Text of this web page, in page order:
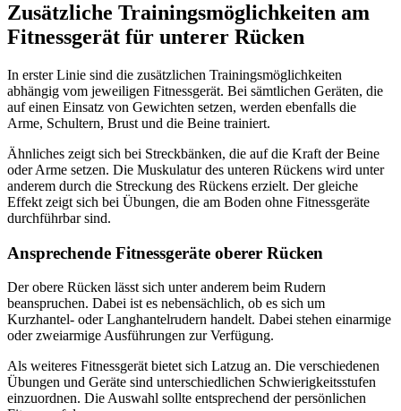
Zusätzliche Trainingsmöglichkeiten am
Fitnessgerät für unterer Rücken
In erster Linie sind die zusätzlichen Trainingsmöglichkeiten
abhängig vom jeweiligen Fitnessgerät. Bei sämtlichen Geräten, die
auf einen Einsatz von Gewichten setzen, werden ebenfalls die
Arme, Schultern, Brust und die Beine trainiert.
Ähnliches zeigt sich bei Streckbänken, die auf die Kraft der Beine
oder Arme setzen. Die Muskulatur des unteren Rückens wird unter
anderem durch die Streckung des Rückens erzielt. Der gleiche
Effekt zeigt sich bei Übungen, die am Boden ohne Fitnessgeräte
durchführbar sind.
Ansprechende Fitnessgeräte oberer Rücken
Der obere Rücken lässt sich unter anderem beim Rudern
beanspruchen. Dabei ist es nebensächlich, ob es sich um
Kurzhantel- oder Langhantelrudern handelt. Dabei stehen einarmige
oder zweiarmige Ausführungen zur Verfügung.
Als weiteres Fitnessgerät bietet sich Latzug an. Die verschiedenen
Übungen und Geräte sind unterschiedlichen Schwierigkeitsstufen
einzuordnen. Die Auswahl sollte entsprechend der persönlichen